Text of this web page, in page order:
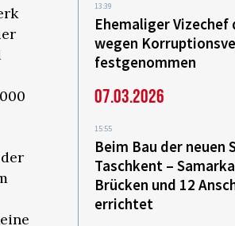
13:39
Ehemaliger Vizechef
wegen
festgenommen
07.03.2026
15:55
Beim Bau der neuen
Taschkent –
Brücken und 12
errichtet